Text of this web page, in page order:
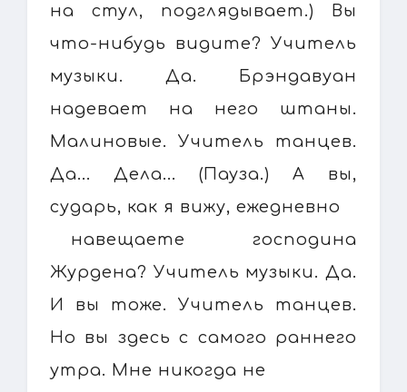
на стул, подглядывает.) Вы
что-нибудь видите? Учитель
музыки. Да. Брэндавуан
надевает на него штаны.
Малиновые. Учитель танцев.
Да... Дела... (Пауза.) А вы,
сударь, как я вижу, ежедневно
навещаете господина
Журдена? Учитель музыки. Да.
И вы тоже. Учитель танцев.
Но вы здесь с самого раннего
утра. Мне никогда не